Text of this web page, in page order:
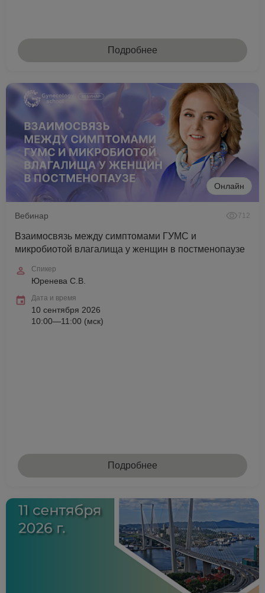
Подробнее
Онлайн
Вебинар 712
Взаимосвязь между симптомами ГУМС и
микробиотой влагалища у женщин в постменопаузе
Спикер
Юренева С.В.
Дата и время
10 сентября 2026
10:00—11:00 (мск)
Подробнее